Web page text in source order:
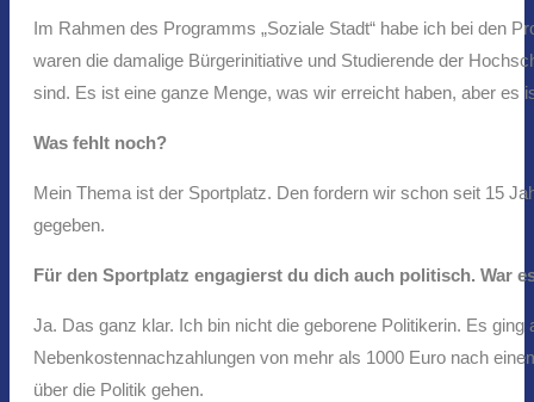
Im Rahmen des Programms „Soziale Stadt“ habe ich bei den
waren die damalige Bürgerinitiative und Studierende der
sind. Es ist eine ganze Menge, was wir erreicht haben, aber
Was fehlt noch?
Mein Thema ist der Sportplatz. Den fordern wir schon seit 15
gegeben.
Für den Sportplatz engagierst du dich auch politisch. War
Ja. Das ganz klar. Ich bin nicht die geborene Politikerin. Es
Nebenkostennachzahlungen von mehr als 1000 Euro nach
über die Politik gehen.